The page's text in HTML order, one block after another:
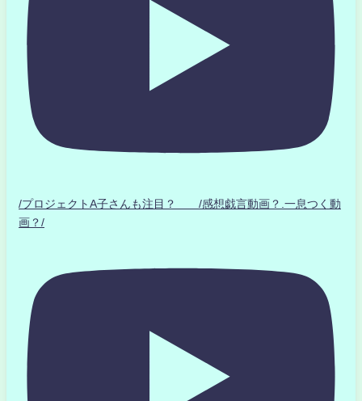
/プロジェクトA子さんも注目？ /感想戯言動画？.一息つく動
画？/